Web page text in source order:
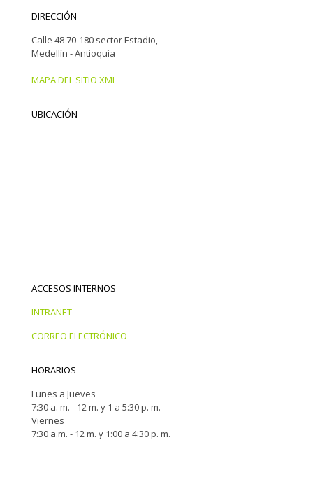
DIRECCIÓN
Calle 48 70-180 sector Estadio,
Medellín - Antioquia
MAPA DEL SITIO XML
UBICACIÓN
ACCESOS INTERNOS
INTRANET
CORREO ELECTRÓNICO
HORARIOS
Lunes a Jueves
7:30 a. m. - 12 m. y 1 a 5:30 p. m.
Viernes
7:30 a.m. - 12 m. y 1:00 a 4:30 p. m.